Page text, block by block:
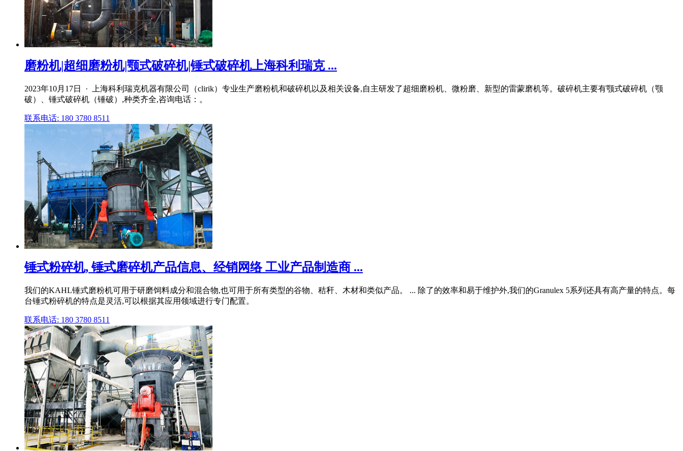
磨粉机|超细磨粉机|颚式破碎机|锤式破碎机上海科利瑞克 ...
2023年10月17日 · 上海科利瑞克机器有限公司（clirik）专业生产磨粉机和破碎机以及相关设备,自主研发了超细磨粉机、微粉磨、新型的雷蒙磨机等。破碎机主要有颚式破碎机（颚
破）、锤式破碎机（锤破）,种类齐全,咨询电话：。
联系电话: 180 3780 8511
锤式粉碎机, 锤式磨碎机产品信息、经销网络 工业产品制造商 ...
我们的KAHL锤式磨粉机可用于研磨饲料成分和混合物,也可用于所有类型的谷物、秸秆、木材和类似产品。 ... 除了的效率和易于维护外,我们的Granulex 5系列还具有高产量的特点。每
台锤式粉碎机的特点是灵活,可以根据其应用领域进行专门配置。
联系电话: 180 3780 8511